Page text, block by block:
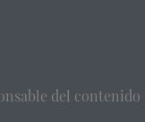
del